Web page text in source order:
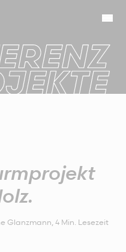
Glanzmann,4 Min. Lesezeit